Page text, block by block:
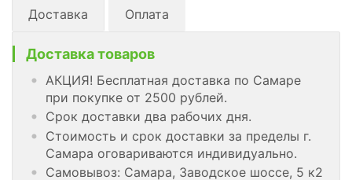
Доставка Оплата
Доставка товаров
АКЦИЯ! Бесплатная доставка по Самаре
при покупке от 2500 рублей.
Срок доставки два рабочих дня.
Стоимость и срок доставки за пределы г.
Самара оговариваются индивидуально.
Самовывоз: Самара, Заводское шоссе, 5 к2